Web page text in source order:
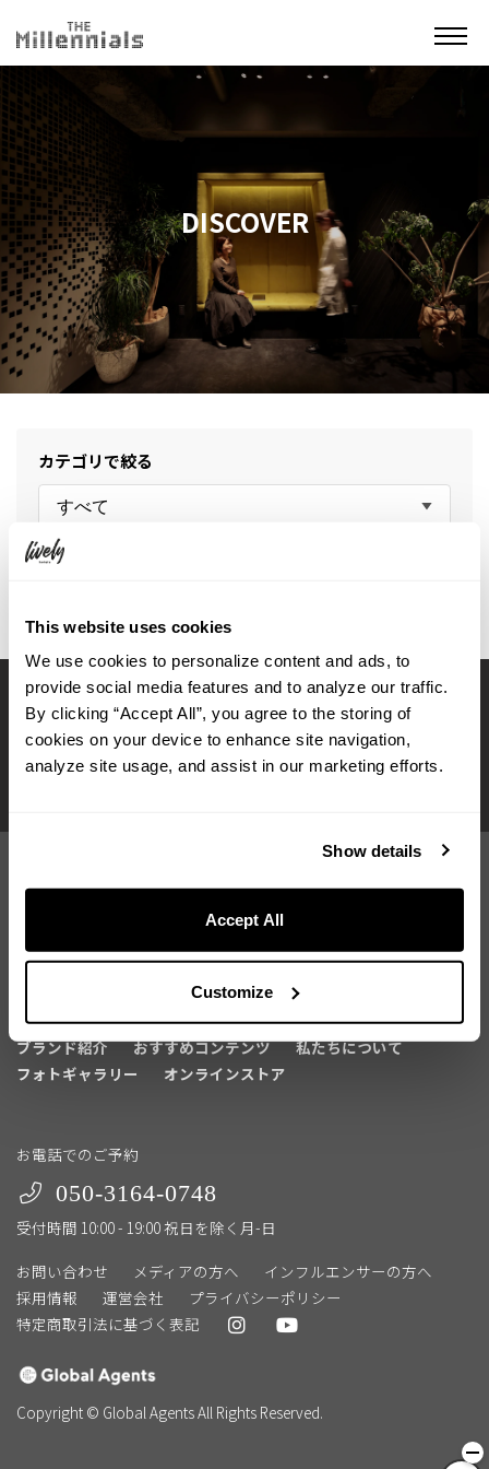
This website uses cookies
We use cookies to personalize content and ads, to
provide social media features and to analyze our traffic.
By clicking “Accept All”, you agree to the storing of
cookies on your device to enhance site navigation,
analyze site usage, and assist in our marketing efforts.
Show details
Accept All
Customize
DISCOVER
カテゴリで絞る
すべて
客室 共用部 ワークスペース 写真・動画
法人の方へ
ブランド紹介 おすすめコンテンツ
私たちについて
フォトギャラリー
オンラインストア
お電話でのご予約
050-3164-0748
受付時間 10:00 - 19:00 祝日を除く月-日
お問い合わせ
メディアの方へ
インフルエンサーの方へ
採用情報
運営会社
プライバシーポリシー
特定商取引法に基づく表記
Copyright © Global Agents All Rights Reserved.